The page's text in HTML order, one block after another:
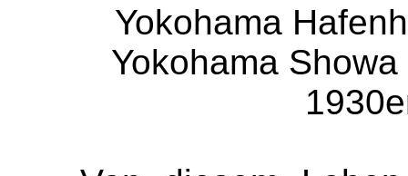
Yokohama
Yokohama